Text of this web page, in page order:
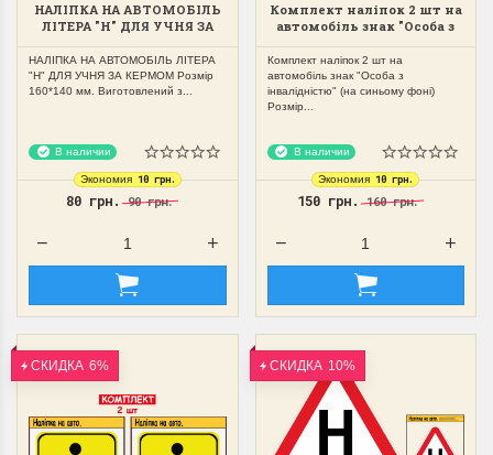
НАЛІПКА НА АВТОМОБІЛЬ
ЛІТЕРА "Н" ДЛЯ УЧНЯ ЗА
КЕРМОМ
НАЛІПКА НА АВТОМОБІЛЬ ЛІТЕРА
"Н" ДЛЯ УЧНЯ ЗА КЕРМОМ Розмір
160*140 мм. Виготовлений з...
В наличии
Экономия 10 грн.
80 грн.90 грн.
Комплект наліпок 2 шт на
автомобіль знак "Особа з
інвалідністю" (на
синьому фоні)
Комплект наліпок 2 шт на
автомобіль знак "Особа з
інвалідністю" (на синьому фоні)
Розмір...
В наличии
Экономия 10 грн.
150 грн.160 грн.
СКИДКА 6% СКИДКА 10%